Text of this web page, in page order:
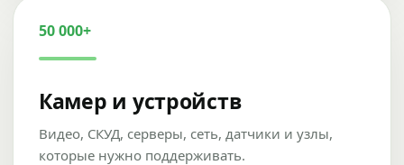
50 000+
Камер и устройств
Видео, СКУД, серверы, сеть, датчики и узлы,
которые нужно поддерживать.